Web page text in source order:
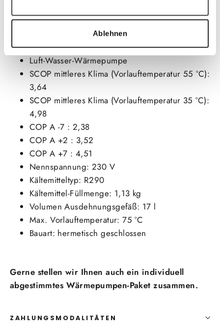
Ablehnen
Nettogewicht 132 kg
Schallleistungspegel innen 34 dB
Schallleistungspegel innen 48 dB
Luft-Wasser-Wärmepumpe
SCOP mittleres Klima (Vorlauftemperatur 55 °C):
3,64
SCOP mittleres Klima (Vorlauftemperatur 35 °C):
4,98
COP A -7 : 2,38
COP A +2 : 3,52
COP A +7 : 4,51
Nennspannung: 230 V
Kältemitteltyp: R290
Kältemittel-Füllmenge: 1,13 kg
Volumen Ausdehnungsgefäß: 17 l
Max. Vorlauftemperatur: 75 °C
Bauart: hermetisch geschlossen
Gerne stellen wir Ihnen auch ein individuell
abgestimmtes Wärmepumpen-Paket zusammen.
ZAHLUNGSMODALITÄTEN